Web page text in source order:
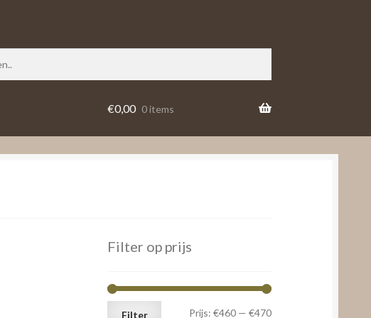
€0,00 0 items
Filter op prijs
Min.
Max.
Filter Prijs: €460— €470